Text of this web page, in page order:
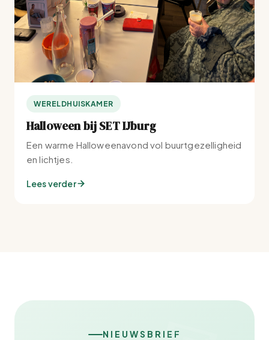
WERELDHUISKAMER
Halloween bij SET IJburg
Een warme Halloweenavond vol buurtgezelligheid
en lichtjes.
Lees verder
NIEUWSBRIEF